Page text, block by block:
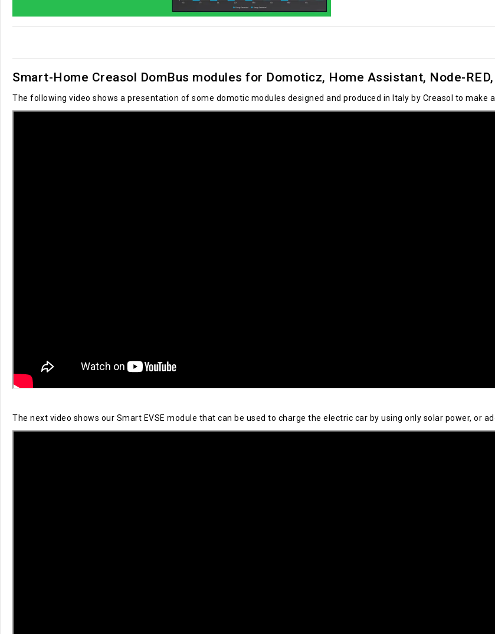
Smart-Home Creasol DomBus modules for Domoticz, Home Assistant, Node-RED,
The following video shows a presentation of some domotic modules designed and produced in Italy by Creasol to
The next video shows our Smart EVSE module that can be used to charge the electric car by using only solar power, or